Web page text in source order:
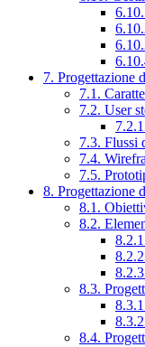
7. Progettazione
7.1.
7.2. User
7.3. Flussi
7.4.
7.5.
8. Progettazione
8.1.
8.2.
8.3.
8.4.